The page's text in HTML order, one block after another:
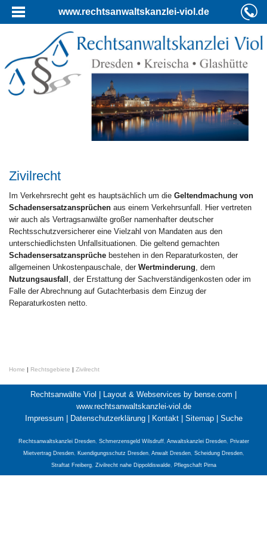
www.rechtsanwaltskanzlei-viol.de
Zivilrecht
Im Verkehrsrecht geht es hauptsächlich um die Geltendmachung von
Schadensersatzansprüchen aus einem Verkehrsunfall. Hier vertreten
wir auch als Vertragsanwälte großer namenhafter deutscher
Rechtsschutzversicherer eine Vielzahl von Mandaten aus den
unterschiedlichsten Unfallsituationen. Die geltend gemachten
Schadensersatzansprüche bestehen in den Reparaturkosten, der
allgemeinen Unkostenpauschale, der Wertminderung , dem
Nutzungsausfall , der Erstattung der Sachverständigenkosten oder im
Falle der Abrechnung auf Gutachterbasis dem Einzug der
Reparaturkosten netto.
Home | Rechtsgebiete | Zivilrecht
Rechtsanwälte Viol | Layout & Webservices by bense.com |
www.rechtsanwaltskanzlei-viol.de
Impressum | Datenschutzerklärung| Kontakt| Sitemap| Suche
Rechtsanwaltskanzlei Dresden, Schmerzensgeld Wilsdruff, Anwaltskanzlei Dresden, Privater
Mietvertrag Dresden, Kuendigungsschutz Dresden, Anwalt Dresden, Scheidung Dresden,
Straftat Freiberg, Zivilrecht nahe Dippoldiswalde, Pflegschaft Pirna